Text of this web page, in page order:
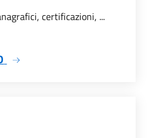
certificazioni, ...
SU SERVIZI ANAGRAFICI